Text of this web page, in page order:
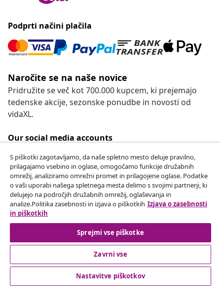
Podprti načini plačila
Naročite se na naše novice
Pridružite se več kot 700.000 kupcem, ki prejemajo
tedenske akcije, sezonske ponudbe in novosti od
vidaXL.
Our social media accounts
Odstop od pogodbe
Oddaj zahtevek za odstop od naročila.
Odstop od pogodbe
Podpora za stranke
S piškotki zagotavljamo, da naše spletno mesto deluje pravilno,
prilagajamo vsebino in oglase, omogočamo funkcije družabnih
omrežij, analiziramo omrežni promet in prilagojene oglase. Podatke
o vaši uporabi našega spletnega mesta delimo s svojimi partnerji, ki
delujejo na področjih družabnih omrežij, oglaševanja in
analize.Politika zasebnosti in izjava o piškotkih Izjava o zasebnosti
in piškotkih
Sprejmi vse piškotke
Zavrni vse
Nastavitve piškotkov